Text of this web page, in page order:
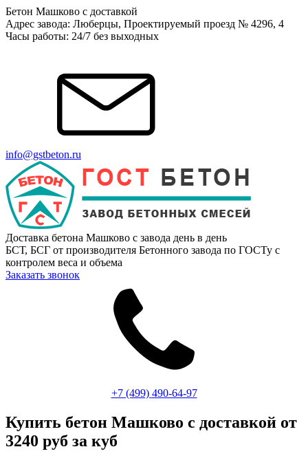
Бетон Машково с доставкой
Адрес завода: Люберцы, Проектируемый проезд № 4296, 4
Часы работы: 24/7 без выходных
info@gstbeton.ru
Доставка бетона Машково с завода день в день
БСТ, БСГ от производителя Бетонного завода по ГОСТу с
контролем веса и объема
Заказать звонок
+7 (499) 490-64-97
Купить бетон Машково с доставкой от
3240 руб за куб